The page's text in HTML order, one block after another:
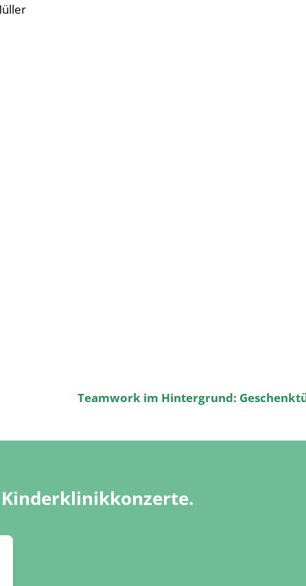
Teamwork im Hintergrund: